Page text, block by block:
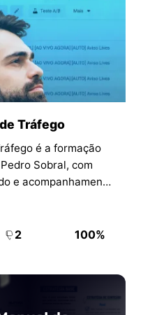
Tráfego
é a formação
Sobral, com
e acompanhamento
2 100%